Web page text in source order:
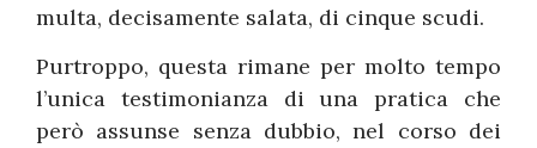
multa, decisamente salata, di cinque scudi.
Purtroppo, questa rimane per molto tempo
l’unica testimonianza di una pratica che
però assunse senza dubbio, nel corso dei